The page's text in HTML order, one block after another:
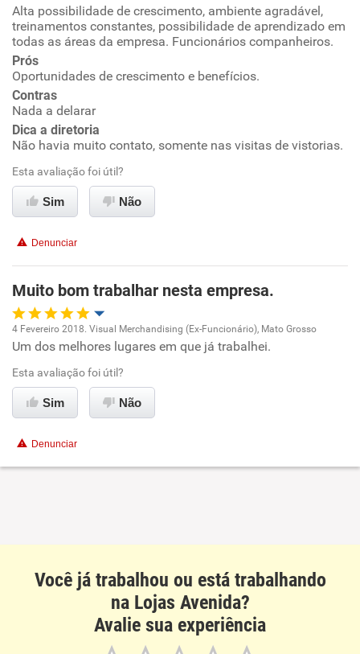
Oportunidade de promoção
Ambiente de trabalho
Conciliação com a vida familiar
Benefícios
Recomenda esta empresa
Alta possibilidade de crescimento, ambiente agradável,
treinamentos constantes, possibilidade de aprendizado em
todas as áreas da empresa. Funcionários companheiros.
Prós
Oportunidades de crescimento e benefícios.
Contras
Nada a delarar
Dica a diretoria
Não havia muito contato, somente nas visitas de vistorias.
Esta avaliação foi útil?
Sim Não
Denunciar
Muito bom trabalhar nesta empresa.
Oportunidade de promoção
Ambiente de trabalho
Benefícios
4 Fevereiro 2018. Visual Merchandising (Ex-Funcionário), Mato Grosso
Um dos melhores lugares em que já trabalhei.
Esta avaliação foi útil?
Sim Não
Denunciar
Você já trabalhou ou está trabalhando
na Lojas Avenida?
Avalie sua experiência